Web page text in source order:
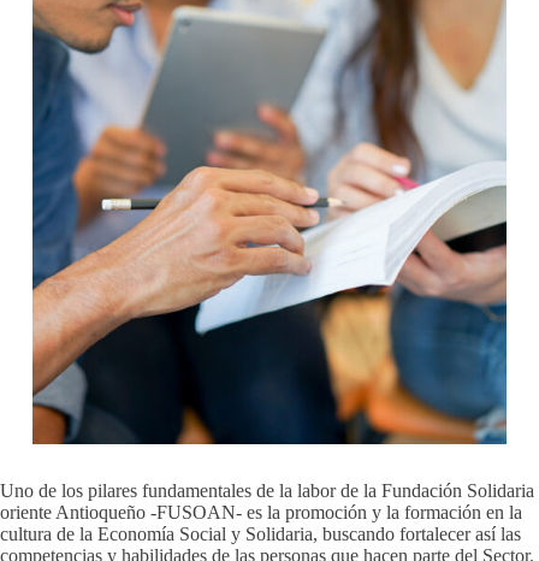
Uno de los pilares fundamentales de la labor de la Fundación Solidaria
oriente Antioqueño -FUSOAN- es la promoción y la formación en la
cultura de la Economía Social y Solidaria, buscando fortalecer así las
competencias y habilidades de las personas que hacen parte del Sector.